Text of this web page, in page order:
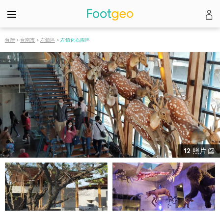
台灣 > 台南市 > 左鎮區 > 左鎮化石園區
12 照片